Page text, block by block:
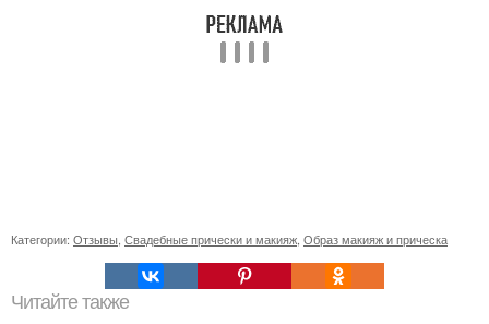
Категории: Отзывы Свадебные прически и макияж Образ макияж и прическа
Читайте также